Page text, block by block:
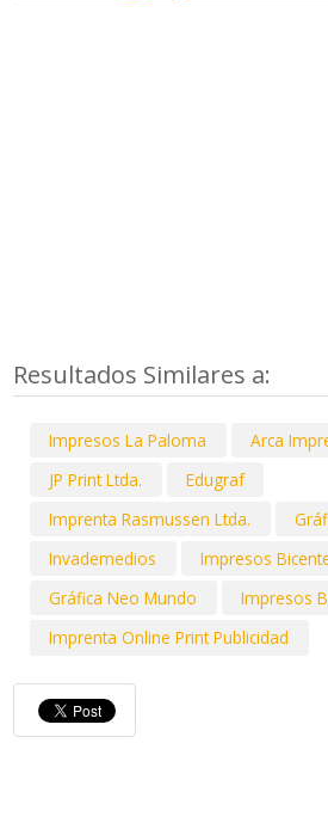
Resultados Similares a:
Impresos La Paloma
Arca
JP Print Ltda.
Edugraf
Imprenta Rasmussen Ltda.
Invademedios
Impresos
Gráfica Neo Mundo
Impresos
Imprenta Online Print Publicidad